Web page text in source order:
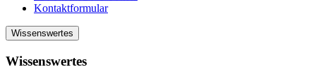
Kontaktformular
Wissenswertes
Wissenswertes